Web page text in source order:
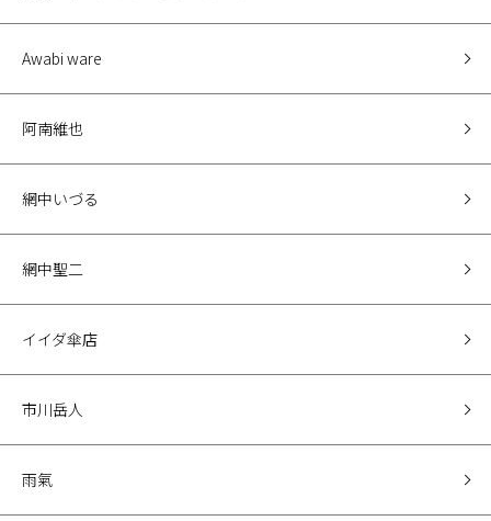
Awabi ware
阿南維也
網中いづる
網中聖二
イイダ傘店
市川岳人
雨氣